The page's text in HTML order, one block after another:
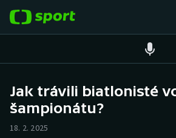
Hokej
Jak trávili biatlonisté
šampionátu?
18. 2. 2025